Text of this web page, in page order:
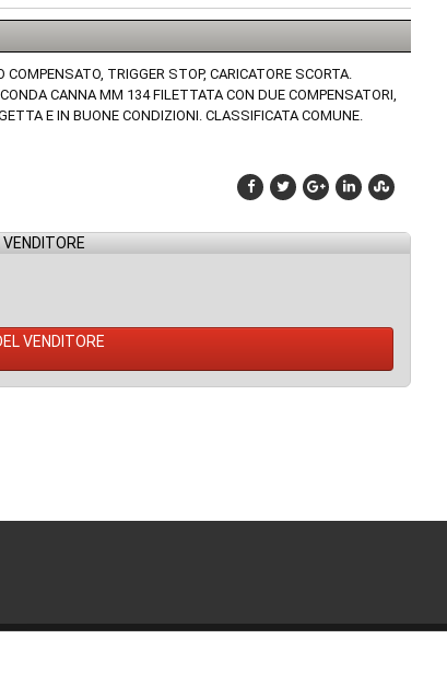
TRIGGER STOP, CARICATORE SCORTA.
CANNA MM 134 FILETTATA CON DUE COMPENSATORI,
E IN BUONE CONDIZIONI. CLASSIFICATA COMUNE.
VENDITORE